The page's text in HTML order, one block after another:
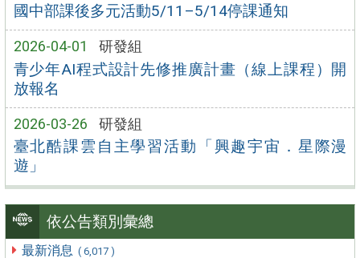
國中部課後多元活動5/11–5/14停課通知
2026-04-01 研發組
青少年AI程式設計先修推廣計畫（線上課程）開
放報名
2026-03-26 研發組
臺北酷課雲自主學習活動「興趣宇宙．星際漫
遊」
依公告類別彙總
最新消息 ( 6,017 )